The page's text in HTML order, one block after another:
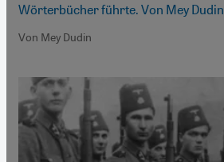
Wörterbücher führte. Von Mey Dudin
Von Mey Dudin